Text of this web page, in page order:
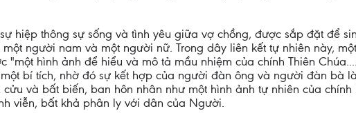
hiệp thông sự sống và tình yêu giữa vợ chồng, được sắp đặt để
người nam và một người nữ. Trong dây liên kết tự nhiên này,
hình ảnh để hiểu và mô tả mầu nhiệm của chính Thiên
bí tích, nhờ đó sự kết hợp của người đàn ông và người đàn bà
và bất biến, ban hôn nhân như một hình ảnh tự nhiên của
viễn, bất khả phân ly với dân của Người.